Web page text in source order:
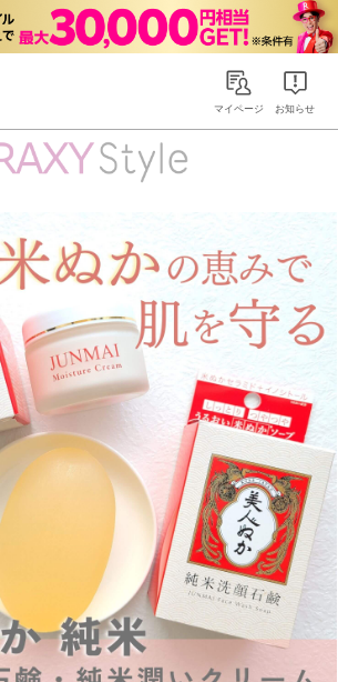
Rakuten RAXYマイページ お知らせ